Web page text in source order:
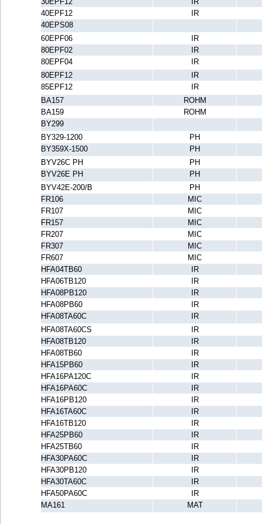
40EPF12
IR
40EPS08
60EPF06
IR
80EPF02
IR
80EPF04
IR
80EPF12
IR
85EPF12
IR
BA157
ROHM
BA159
ROHM
BY299
BY329-1200
PH
BY359X-1500
PH
BYV26C PH
PH
BYV26E PH
PH
BYV42E-200/B
PH
FR106
MIC
FR107
MIC
FR157
MIC
FR207
MIC
FR307
MIC
FR607
MIC
HFA04TB60
IR
HFA06TB120
IR
HFA08PB120
IR
HFA08PB60
IR
HFA08TA60C
IR
HFA08TA60CS
IR
HFA08TB120
IR
HFA08TB60
IR
HFA15PB60
IR
HFA16PA120C
IR
HFA16PA60C
IR
HFA16PB120
IR
HFA16TA60C
IR
HFA16TB120
IR
HFA25PB60
IR
HFA25TB60
IR
HFA30PA60C
IR
HFA30PB120
IR
HFA30TA60C
IR
HFA50PA60C
IR
MA161
MAT